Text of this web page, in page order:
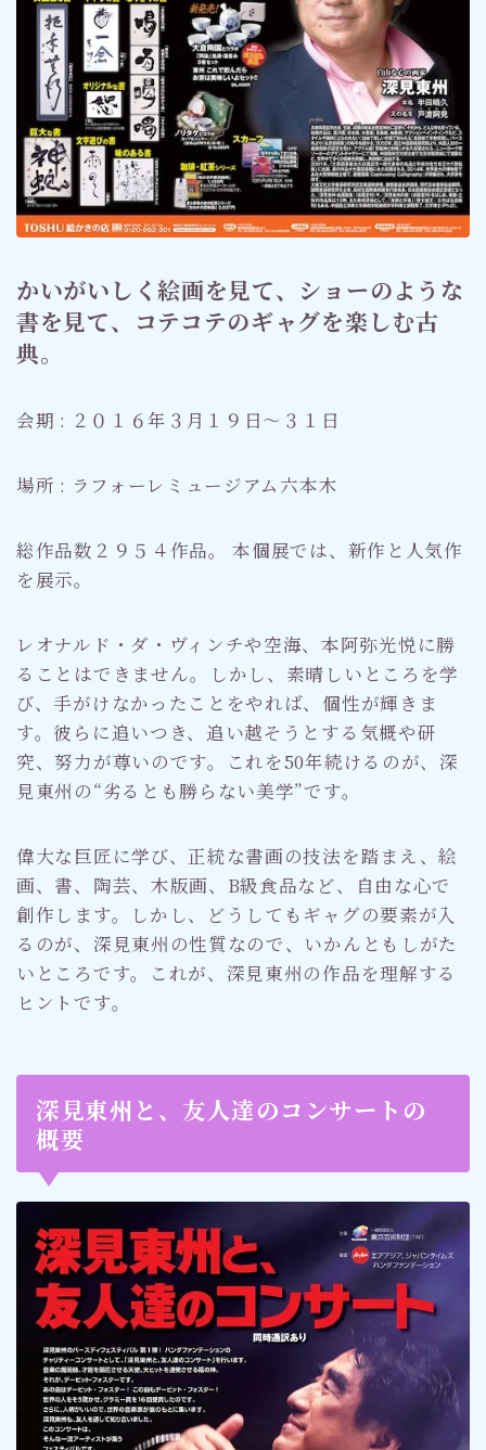
かいがいしく絵画を見て、ショーのような
書を見て、コテコテのギャグを楽しむ古
典。
会期 : ２０１６年３月１９日〜３１日
場所 : ラフォーレミュージアム六本木
総作品数２９５４作品。 本個展では、新作と人気作
を展示。
レオナルド・ダ・ヴィンチや空海、本阿弥光悦に勝
ることはできません。しかし、素晴しいところを学
び、手がけなかったことをやれば、個性が輝きま
す。彼らに追いつき、追い越そうとする気概や研
究、努力が尊いのです。これを50年続けるのが、深
見東州の“劣るとも勝らない美学”です。
偉大な巨匠に学び、正統な書画の技法を踏まえ、絵
画、書、陶芸、木版画、B級食品など、自由な心で
創作します。しかし、どうしてもギャグの要素が入
るのが、深見東州の性質なので、いかんともしがた
いところです。これが、深見東州の作品を理解する
ヒントです。
深見東州と、友人達のコンサートの
概要